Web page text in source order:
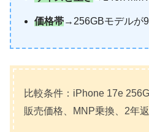
価格帯→256GBモデルが
比較条件：iPhone 17e
販売価格、MNP乗換、2年